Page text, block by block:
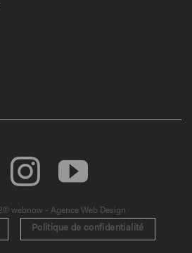
webnow - Agence Web Design
Politique de confidentialité